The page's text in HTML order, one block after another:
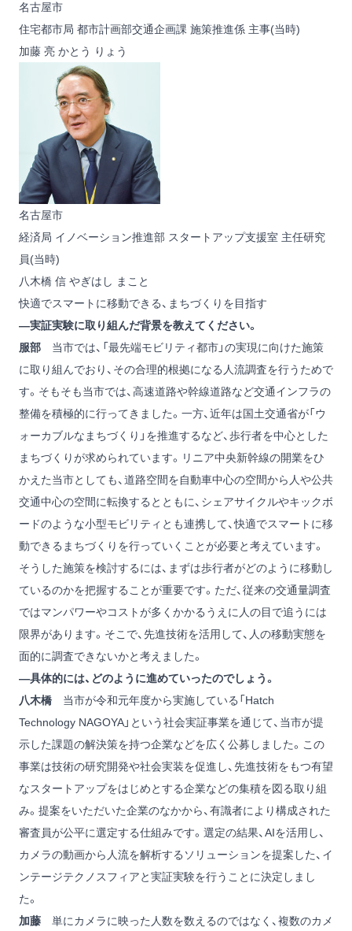
名古屋市
住宅都市局 都市計画部交通企画課 施策推進係 主事(当時)
加藤 亮 かとう りょう
名古屋市
経済局 イノベーション推進部 スタートアップ支援室 主任研究
員(当時)
八木橋 信 やぎはし まこと
快適でスマートに移動できる、まちづくりを目指す
―実証実験に取り組んだ背景を教えてください。
服部 当市では、「最先端モビリティ都市」の実現に向けた施策
に取り組んでおり、その合理的根拠になる人流調査を行うためで
す。そもそも当市では、高速道路や幹線道路など交通インフラの
整備を積極的に行ってきました。一方、近年は国土交通省が「ウ
ォーカブルなまちづくり」を推進するなど、歩行者を中心とした
まちづくりが求められています。リニア中央新幹線の開業をひ
かえた当市としても、道路空間を自動車中心の空間から人や公共
交通中心の空間に転換するとともに、シェアサイクルやキックボ
ードのような小型モビリティとも連携して、快適でスマートに移
動できるまちづくりを行っていくことが必要と考えています。
そうした施策を検討するには、まずは歩行者がどのように移動し
ているのかを把握することが重要です。ただ、従来の交通量調査
ではマンパワーやコストが多くかかるうえに人の目で追うには
限界があります。そこで、先進技術を活用して、人の移動実態を
面的に調査できないかと考えました。
―具体的には、どのように進めていったのでしょう。
八木橋 当市が令和元年度から実施している「Hatch
Technology NAGOYA」という社会実証事業を通じて、当市が提
示した課題の解決策を持つ企業などを広く公募しました。この
事業は技術の研究開発や社会実装を促進し、先進技術をもつ有望
なスタートアップをはじめとする企業などの集積を図る取り組
み。提案をいただいた企業のなかから、有識者により構成された
審査員が公平に選定する仕組みです。選定の結果、AIを活用し、
カメラの動画から人流を解析するソリューションを提案した、イ
ンテージテクノスフィアと実証実験を行うことに決定しまし
た。
加藤 単にカメラに映った人数を数えるのではなく、複数のカメ